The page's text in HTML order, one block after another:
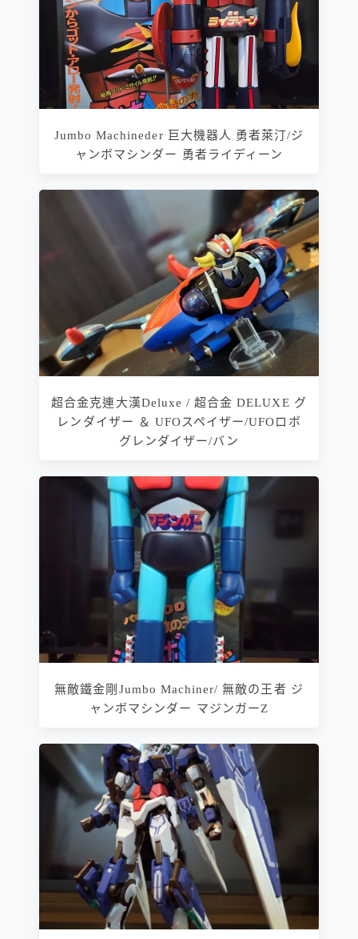
Jumbo Machineder 巨大機器人 勇者萊汀/ジ
ャンボマシンダー 勇者ライディーン
超合金克連大漢Deluxe / 超合金 DELUXE グ
レンダイザー ＆ UFOスペイザー/UFOロボ
グレンダイザー/バン
無敵鐵金剛Jumbo Machiner/ 無敵の王者 ジ
ャンボマシンダー マジンガーZ